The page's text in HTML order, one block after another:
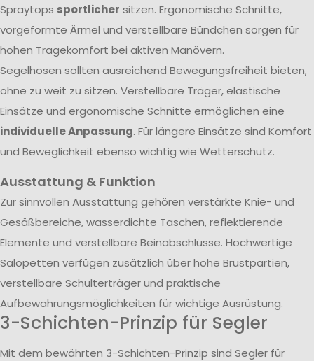
Spraytops sportlicher sitzen. Ergonomische Schnitte,
vorgeformte Ärmel und verstellbare Bündchen sorgen für
hohen Tragekomfort bei aktiven Manövern.
Segelhosen sollten ausreichend Bewegungsfreiheit bieten,
ohne zu weit zu sitzen. Verstellbare Träger, elastische
Einsätze und ergonomische Schnitte ermöglichen eine
individuelle Anpassung. Für längere Einsätze sind Komfort
und Beweglichkeit ebenso wichtig wie Wetterschutz.
Ausstattung & Funktion
Zur sinnvollen Ausstattung gehören verstärkte Knie- und
Gesäßbereiche, wasserdichte Taschen, reflektierende
Elemente und verstellbare Beinabschlüsse. Hochwertige
Salopetten verfügen zusätzlich über hohe Brustpartien,
verstellbare Schulterträger und praktische
Aufbewahrungsmöglichkeiten für wichtige Ausrüstung.
3-Schichten-Prinzip für Segler
Mit dem bewährten 3-Schichten-Prinzip sind Segler für